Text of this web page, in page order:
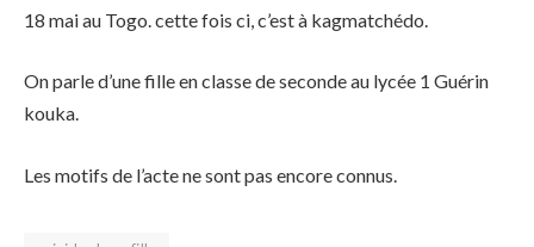
18 mai au Togo. cette fois ci, c’est à kagmatchédo.
On parle d’une fille en classe de seconde au lycée 1 Guérin
kouka.
Les motifs de l’acte ne sont pas encore connus.